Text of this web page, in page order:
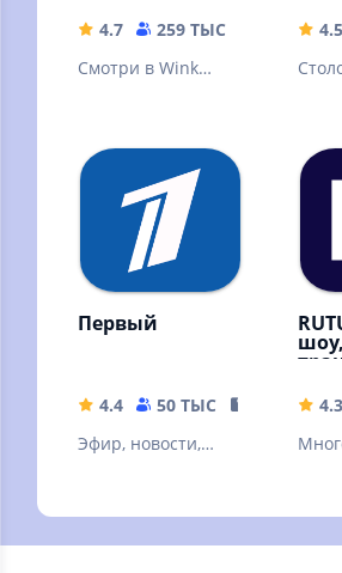
4.7 259 ТЫС
59.68 MB
Смотри в Wink
мультфильмы и ТВ
каналы
4.5
Первый
4.4 50 ТЫС
147.76 MB
Эфир, новости,
шоу,
4.3